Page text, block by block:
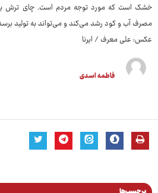
خشک است که مورد توجه مردم است. چای ترش
مصرف آب و کود رشد می‌کند و می‌تواند به تولید
عکس: علی معرف / ایرنا
فاطمه اسدی